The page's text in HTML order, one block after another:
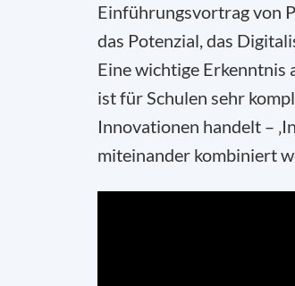
Einführungsvortrag von
das Potenzial, das
Eine wichtige
ist für Schulen sehr
Innovationen handelt –
miteinander kombiniert